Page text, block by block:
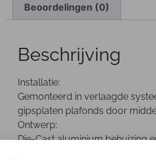
Beoordelingen (0)
Beschrijving
Installatie:
Gemonteerd in verlaagde
gipsplaten plafonds door
Ontwerp:
Die-Cast aluminium behuizing